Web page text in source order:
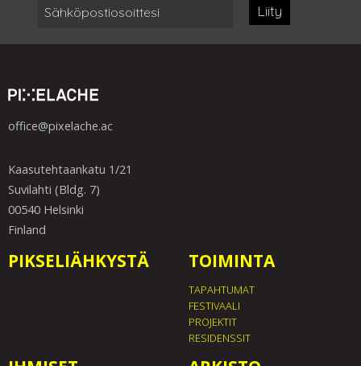
Liity
office@pixelache.ac
Kaasutehtaankatu 1/21
Suvilahti (Bldg. 7)
00540 Helsinki
Finland
PIKSELIÄHKYSTÄ TOIMINTA
TAPAHTUMAT
FESTIVAALI
PROJEKTIT
RESIDENSSIT